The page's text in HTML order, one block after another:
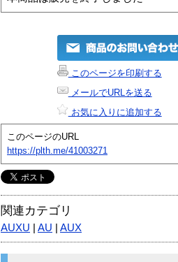
このページを印刷する
メールでURLを送る
お気に入りに追加する
このページのURL
https://plth.me/41003271
関連カテゴリ
AUXU AU AUX